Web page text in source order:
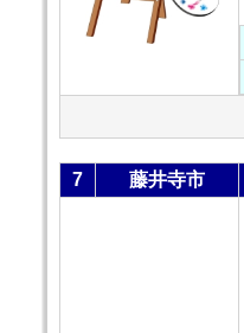
7 藤井寺市